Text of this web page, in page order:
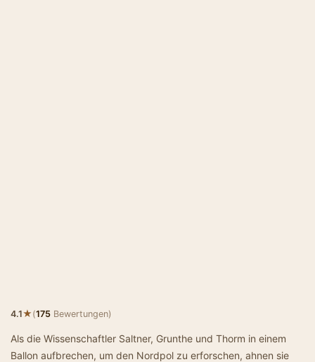
4.1★(175 Bewertungen)
Als die Wissenschaftler Saltner, Grunthe und Thorm in einem
Ballon aufbrechen, um den Nordpol zu erforschen, ahnen sie